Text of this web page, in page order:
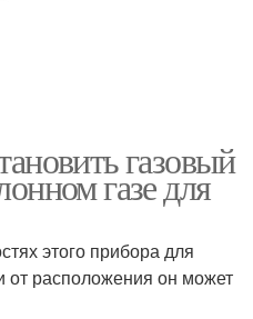
газовый
газе для
этого прибора для
от расположения он может